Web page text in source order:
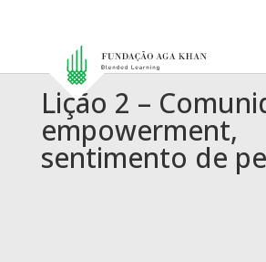
Lição 2 –
empowerment,
sentimento de